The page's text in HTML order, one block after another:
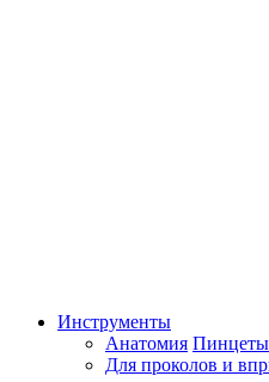
Инструменты
Анатомия Пинцеты
Для проколов и